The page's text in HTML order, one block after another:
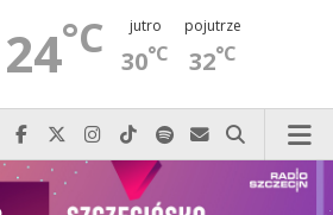
24°C jutro
30°C
pojutrze
32°C
Najlepiej po prostu do nas zadzwoń
Odwiedź nas na Facebook-u
Odwiedź nas na X
Odwiedź nas na Instagram-ie
Odwiedź nas na TikTok-u
Szukaj nas na Spotify
Wyślij do nas
Szukaj